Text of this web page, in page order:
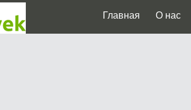
Главная О нас